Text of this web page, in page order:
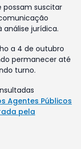
possam suscitar
análise jurídica.
a 4 de outubro
permanecer até
turno.
Agentes Públicos
pela